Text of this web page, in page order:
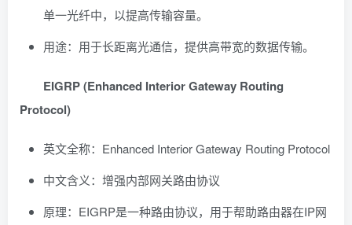
单一光纤中，以提高传输容量。
用途：用于长距离光通信，提供高带宽的数据传输。
EIGRP (Enhanced Interior Gateway Routing
Protocol)
英文全称：Enhanced Interior Gateway Routing Protocol
中文含义：增强内部网关路由协议
原理：EIGRP是一种路由协议，用于帮助路由器在IP网